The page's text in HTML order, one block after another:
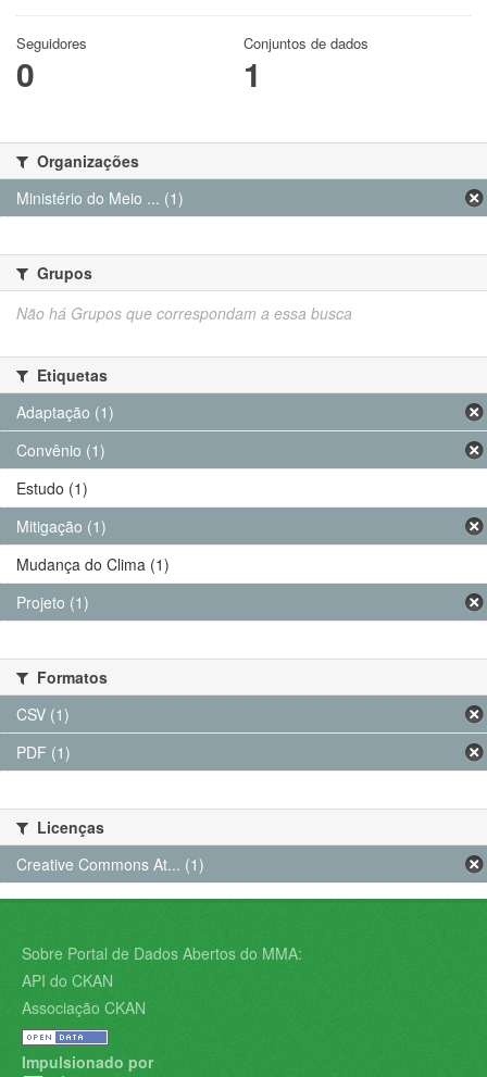
Seguidores
0
Conjuntos de dados
1
Organizações
Ministério do Meio ... (1)
Grupos
Não há Grupos que correspondam a essa busca
Etiquetas
Adaptação (1)
Convênio (1)
Estudo (1)
Mitigação (1)
Mudança do Clima (1)
Projeto (1)
Formatos
CSV (1)
PDF (1)
Licenças
Creative Commons At... (1)
Sobre Portal de Dados Abertos do MMA:
API do CKAN
Associação CKAN
Impulsionado por